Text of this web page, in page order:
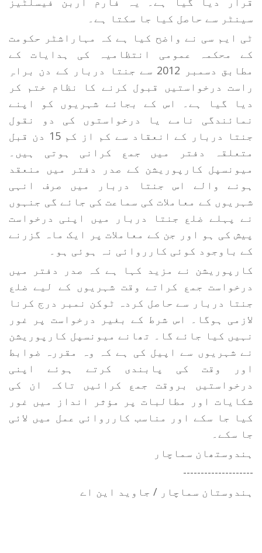
سینٹر سے حاصل کیا جا سکتا ہے۔
ٹی ایم سی نے واضح کیا ہے کہ مہاراشٹر حکومت
کے محکمہ عمومی انتظامیہ کی ہدایات کے
مطابق دسمبر 2012 سے جنتا دربار کے دن براہِ
راست درخواستیں قبول کرنے کا نظام ختم کر
دیا گیا ہے۔ اس کے بجائے شہریوں کو اپنے
نمائندگی نامے یا درخواستوں کی دو نقول
جنتا دربار کے انعقاد سے کم از کم 15 دن قبل
متعلقہ دفتر میں جمع کرانی ہوتی ہیں۔
میونسپل کارپوریشن کے صدر دفتر میں منعقد
ہونے والے اس جنتا دربار میں صرف انہی
شہریوں کے معاملات کی سماعت کی جائے گی جنہوں
نے پہلے ضلع جنتا دربار میں اپنی درخواست
پیش کی ہو اور جن کے معاملات پر ایک ماہ گزرنے
کے باوجود کوئی کارروائی نہ ہوئی ہو۔
کارپوریشن نے مزید کہا ہے کہ صدر دفتر میں
درخواست جمع کراتے وقت شہریوں کے لیے ضلع
جنتا دربار سے حاصل کردہ ٹوکن نمبر درج کرنا
لازمی ہوگا۔ اس شرط کے بغیر درخواست پر غور
نہیں کیا جائے گا۔ تھانے میونسپل کارپوریشن
نے شہریوں سے اپیل کی ہے کہ وہ مقررہ ضوابط
اور وقت کی پابندی کرتے ہوئے اپنی
درخواستیں بروقت جمع کرائیں تاکہ ان کی
شکایات اور مطالبات پر مؤثر انداز میں غور
کیا جا سکے اور مناسب کارروائی عمل میں لائی
جا سکے۔
ہندوستھان سماچار
--------------------
ہندوستان سماچار / جاوید این اے